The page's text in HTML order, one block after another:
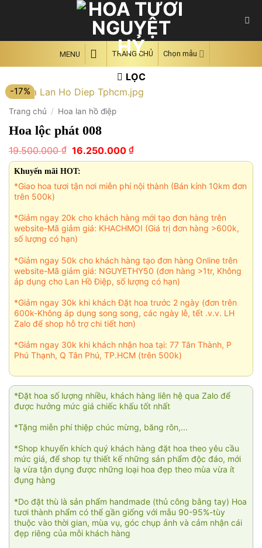
MENU TRANG CHỦ Chọn mẫu
LỌC
-17%
Trang chủ / Hoa lan hồ điệp
Hoa lộc phát 008
19.500.000₫ Giá
gốc
là:
19.500.000 ₫.
16.250.000 ₫Giá
hiện
16.250.000 ₫.
Khuyến mãi HOT:
*Giao hoa tươi tận nơi miễn phí nội thành (Bán kính 10km đơn
trên 500k)
*Giảm ngay 20k cho khách hàng mới tạo đơn hàng trên
website-Mã giảm giá: KHACHMOI (Giá trị đơn hàng >600k,
số lượng có hạn)
*Giảm ngay 50k cho khách hàng tạo đơn hàng Online trên
website-Mã giảm giá: NGUYETHY50 (đơn hàng >1tr, Không
áp dụng cho Lan Hồ Điệp, số lượng có hạn)
*Giảm ngay 30k khi khách Đặt hoa trước 2 ngày (đơn trên
600k-Không áp dụng song song, các ngày lễ, tết .v.v. LH
Zalo để shop hỗ trợ chi tiết hơn)
*Giảm ngay 30k khi khách nhận hoa tại: 77 Tân Thành, P
Phú Thạnh, Q Tân Phú, TP.HCM (trên 500k)
*Đặt hoa số lượng nhiều, khách hàng liên hệ qua Zalo để
được hưởng mức giá chiếc khấu tốt nhất
*Tặng miễn phí thiệp chúc mừng, băng rôn,...
*Shop khuyến khích quý khách hàng đặt hoa theo yêu cầu
mức giá, để shop tự thiết kế những sản phẩm độc đáo, mới
lạ vừa tận dụng được những loại hoa đẹp theo mùa vừa ít
đụng hàng
*Do đặt thù là sản phẩm handmade (thủ công bằng tay) Hoa
tươi thành phẩm có thể gần giống với mẫu 90-95%-tùy
thuộc vào thời gian, mùa vụ, góc chụp ảnh và cảm nhận cái
đẹp riêng của mỗi khách hàng